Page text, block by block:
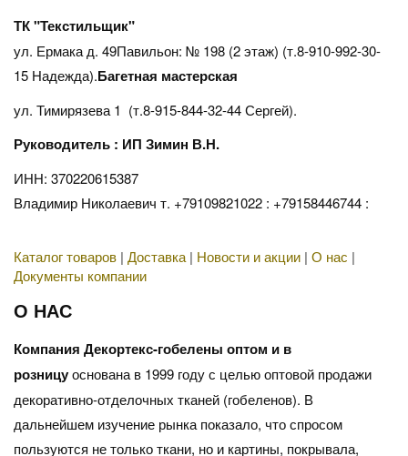
ТК "Текстильщик"
ул. Ермака д. 49Павильон: № 198 (2 этаж) (т.8-910-992-30-
15 Надежда).Багетная мастерская
ул. Тимирязева 1 (т.8-915-844-32-44 Сергей).
Руководитель : ИП Зимин В.Н.
ИНН: 370220615387
Владимир Николаевич т. +79109821022 : +79158446744 :
Каталог товаров | Доставка| Новости и акции | О нас |
Документы компании
О НАС
Компания Декортекс-гобелены оптом и в
розницуоснована в 1999 году с целью оптовой продажи
декоративно-отделочных тканей (гобеленов). В
дальнейшем изучение рынка показало, что спросом
пользуются не только ткани, но и картины, покрывала,